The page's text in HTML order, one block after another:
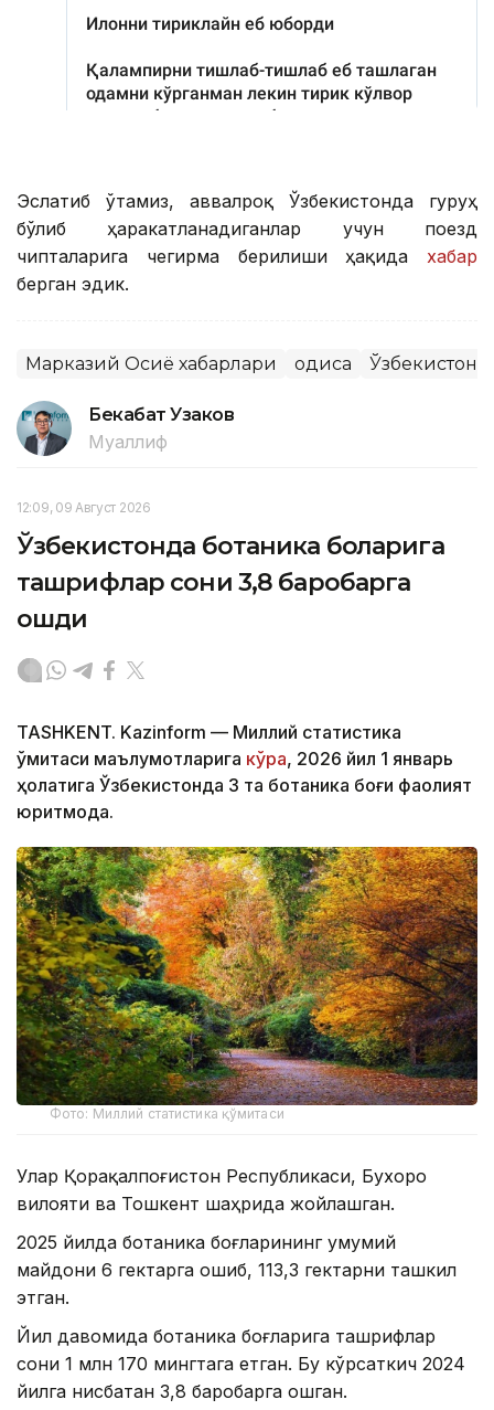
Эслатиб ўтамиз, аввалроқ Ўзбекистонда гуруҳ
бўлиб ҳаракатланадиганлар учун поезд
чипталарига чегирма берилиши ҳақида хабар
берган эдик.
Марказий Осиё хабарлари Ҳодиса Ўзбекистон
Бекабат Узаков
Муаллиф
12:09, 09 Август 2026
Ўзбекистонда ботаника боғларига
ташрифлар сони 3,8 баробарга
ошди
TASHKENT. Kazinform — Миллий статистика
қўмитаси маълумотларига кўра, 2026 йил 1 январь
ҳолатига Ўзбекистонда 3 та ботаника боғи фаолият
юритмоқда.
Фото: Миллий статистика қўмитаси
Улар Қорақалпоғистон Республикаси, Бухоро
вилояти ва Тошкент шаҳрида жойлашган.
2025 йилда ботаника боғларининг умумий
майдони 6 гектарга ошиб, 113,3 гектарни ташкил
этган.
Йил давомида ботаника боғларига ташрифлар
сони 1 млн 170 мингтага етган. Бу кўрсаткич 2024
йилга нисбатан 3,8 баробарга ошган.